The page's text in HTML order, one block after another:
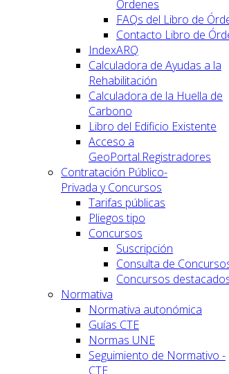
Órdenes
FAQs del Libro de
Contacto Libro de
IndexARQ
Calculadora de Ayudas a la
Rehabilitación
Calculadora de la Huella de
Carbono
Libro del Edificio Existente
Acceso a
GeoPortal.Registradores
Contratación Público-
Privada y Concursos
Tarifas públicas
Pliegos tipo
Concursos
Suscripción
Consulta de
Concursos
Normativa
Normativa autonómica
Guías CTE
Normas UNE
Seguimiento de Normativo -
CTE